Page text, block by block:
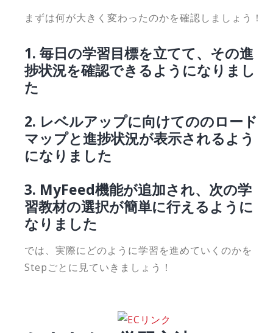
まずは何が大きく変わったのかを確認しましょう！
1. 毎日の学習目標を立てて、その進
捗状況を確認できるようになりまし
た
2. レベルアップに向けてののロード
マップと進捗状況が表示されるよう
になりました
3. MyFeed機能が追加され、次の学
習教材の選択が簡単に行えるように
なりました
では、実際にどのように学習を進めていくのかを
Stepごとに見ていきましょう！